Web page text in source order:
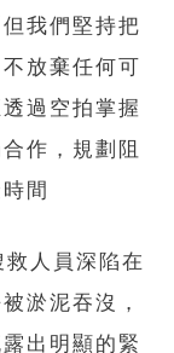
我們堅持把
放棄任何可
過空拍掌握
作，規劃阻
間
人員深陷在
淤泥吞沒，
出明顯的緊